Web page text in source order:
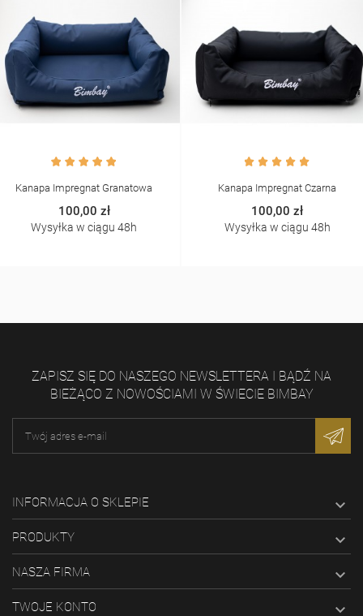
Kanapa Impregnat Granatowa
100,00 zł
Wysyłka w ciągu 48h
Kanapa Impregnat Czarna
100,00 zł
Wysyłka w ciągu 48h
ZAPISZ SIĘ DO NASZEGO NEWSLETTERA I BĄDŹ NA
BIEŻĄCO Z NOWOŚCIAMI W ŚWIECIE BIMBAY
INFORMACJA O SKLEPIE 
PRODUKTY 
NASZA FIRMA 
TWOJE KONTO 